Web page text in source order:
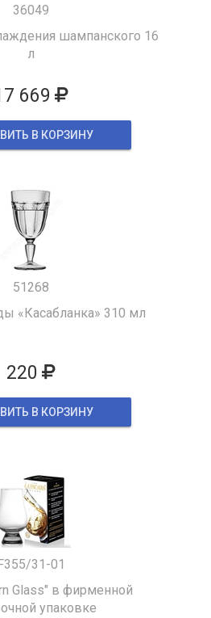
36049
шампанского 16
л
669
В КОРЗИНУ
51268
«Касабланка» 310 мл
220
В КОРЗИНУ
31-01
Glass" в фирменной
упаковке